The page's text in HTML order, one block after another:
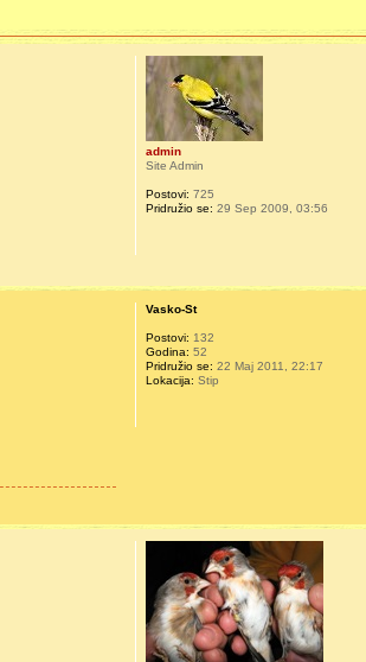
admin
Site Admin
Postovi: 725
Pridružio se: 29 Sep 2009, 03:56
Vasko-St
Postovi: 132
Godina: 52
Pridružio se: 22 Maj 2011, 22:17
Lokacija: Stip